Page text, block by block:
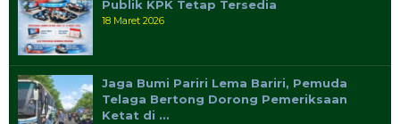
Publik KPK Tetap Tersedia
18 Maret 2026
Jaga Bumi Pariri Lema Bariri, Pemuda
Telaga Bertong Dorong Pemeriksaan
Ketat di …